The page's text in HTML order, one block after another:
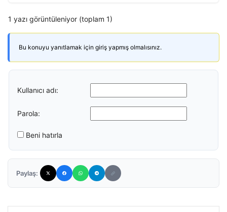
1 yazı görüntüleniyor (toplam 1)
Bu konuyu yanıtlamak için giriş yapmış olmalısınız.
Kullanıcı adı:
Parola:
Beni hatırla
Paylaş: